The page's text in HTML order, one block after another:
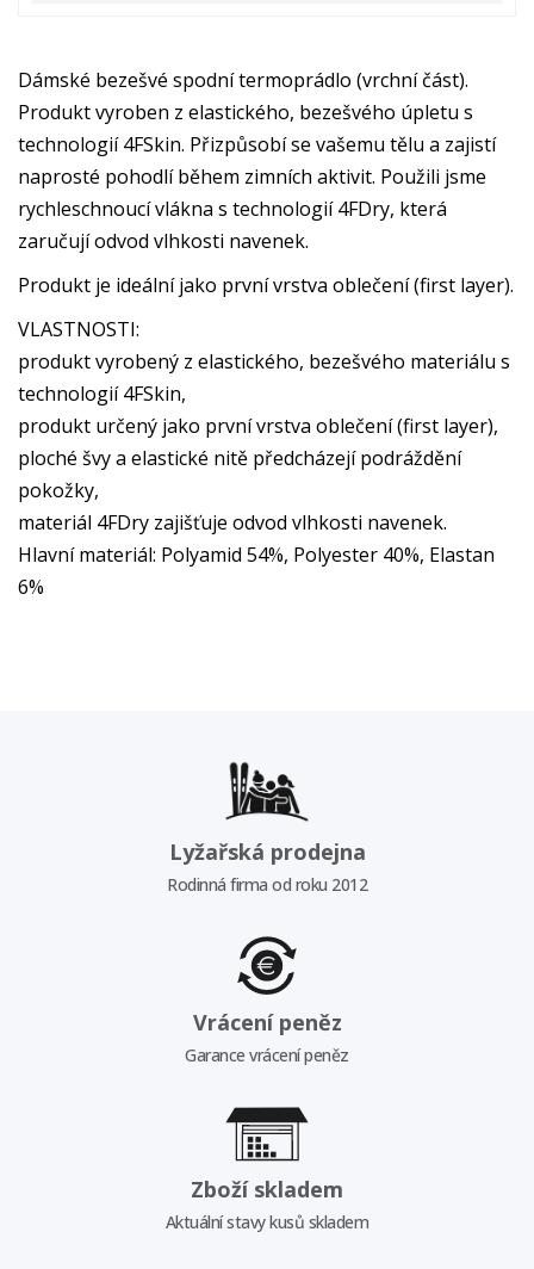
Dámské bezešvé spodní termoprádlo (vrchní část).
Produkt vyroben z elastického, bezešvého úpletu s
technologií 4FSkin. Přizpůsobí se vašemu tělu a zajistí
naprosté pohodlí během zimních aktivit. Použili jsme
rychleschnoucí vlákna s technologií 4FDry, která
zaručují odvod vlhkosti navenek.
Produkt je ideální jako první vrstva oblečení (first layer).
VLASTNOSTI:
produkt vyrobený z elastického, bezešvého materiálu s
technologií 4FSkin,
produkt určený jako první vrstva oblečení (first layer),
ploché švy a elastické nitě předcházejí podráždění
pokožky,
materiál 4FDry zajišťuje odvod vlhkosti navenek.
Hlavní materiál: Polyamid 54%, Polyester 40%, Elastan
6%
Lyžařská prodejna
Rodinná firma od roku 2012
Vrácení peněz
Garance vrácení peněz
Zboží skladem
Aktuální stavy kusů skladem